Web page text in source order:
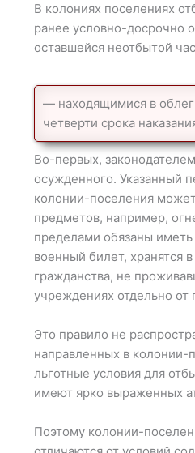
В колониях поселениях
ранее условно-досрочно
оставшейся неотбытой
— находящимися в
четверти срока
Во-первых,
осужденного. Указанный
колонии-поселения
предметов, например,
пределами обязаны
военный билет, хранятся
гражданства, не
учреждениях отдельно
Это правило не
направленных в колонии-
льготные условия для
имеют ярко выраженных
Поэтому колонии-